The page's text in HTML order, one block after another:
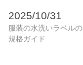
2025/10/31
服装の水洗いラベルの
規格ガイド